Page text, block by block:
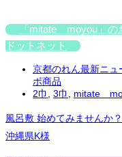
「mitate moyou」
ドットネット
京都のれん最新ニュ
ボ商品
2巾
3巾 mitate
風呂敷 始めてみませんか？
沖縄県K様